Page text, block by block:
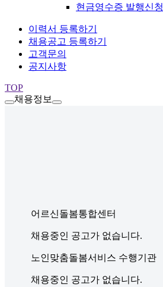
현금영수증 발행신청
이력서 등록하기
채용공고 등록하기
고객문의
공지사항
TOP
채용정보
어르신돌봄통합센터
채용중인 공고가 없습니다.
노인맞춤돌봄서비스 수행기관
채용중인 공고가 없습니다.